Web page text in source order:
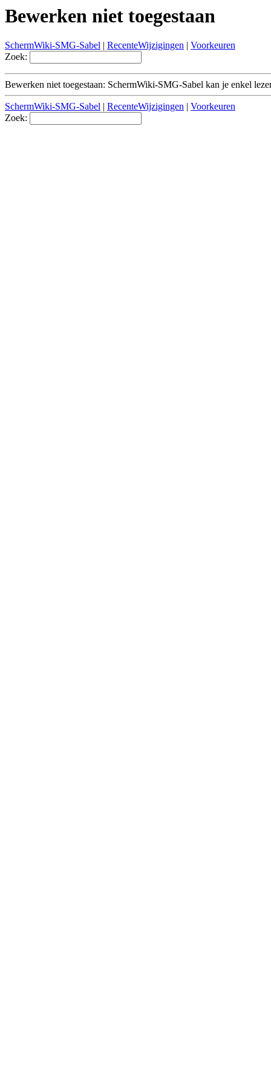
Bewerken niet toegestaan
SchermWiki-SMG-Sabel | RecenteWijzigingen | Voorkeuren
Zoek:
Bewerken niet toegestaan: SchermWiki-SMG-Sabel kan je enkel
SchermWiki-SMG-Sabel | RecenteWijzigingen | Voorkeuren
Zoek: